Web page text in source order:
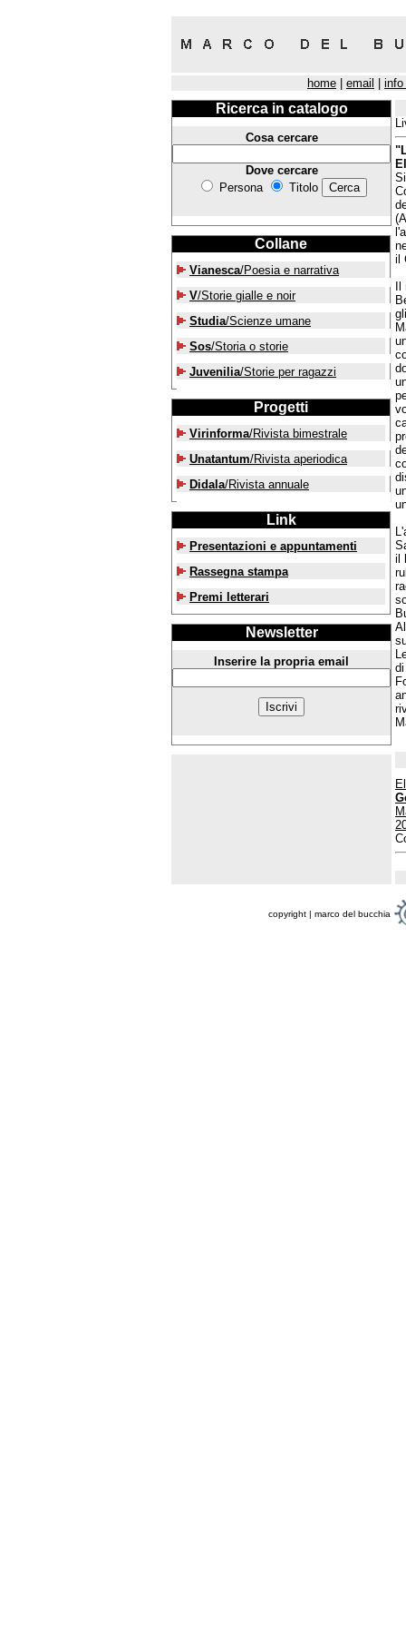
home email info
Ricerca in catalogo
Cosa cercare
Dove cercare
Persona
Titolo
Collane
Vianesca/Poesia e narrativa
V/Storie gialle e noir
Studia/Scienze umane
Sos/Storia o storie
Juvenilia/Storie per ragazzi
Progetti
Virinforma/Rivista bimestrale
Unatantum/Rivista aperiodica
Didala/Rivista annuale
Link
Presentazioni e appuntamenti
Rassegna stampa
Premi letterari
Newsletter
Inserire la propria email
il
il
copyright | marco del bucchia